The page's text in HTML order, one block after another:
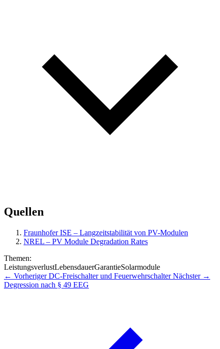
Quellen
Fraunhofer ISE – Langzeitstabilität von PV-Modulen
NREL – PV Module Degradation Rates
Themen:
LeistungsverlustLebensdauerGarantieSolarmodule
← Vorheriger DC-Freischalter und FeuerwehrschalterNächster →
Degression nach § 49 EEG